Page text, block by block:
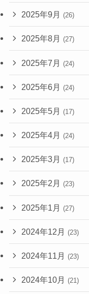
2025年9月 (26)
2025年8月 (27)
2025年7月 (24)
2025年6月 (24)
2025年5月 (17)
2025年4月 (24)
2025年3月 (17)
2025年2月 (23)
2025年1月 (27)
2024年12月 (23)
2024年11月 (23)
2024年10月 (21)